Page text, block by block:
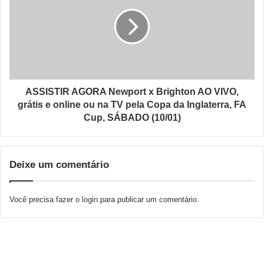
ASSISTIR AGORA Newport x Brighton AO VIVO,
grátis e online ou na TV pela Copa da Inglaterra, FA
Cup, SÁBADO (10/01)
Deixe um comentário
Você precisa fazer o login para publicar um comentário.